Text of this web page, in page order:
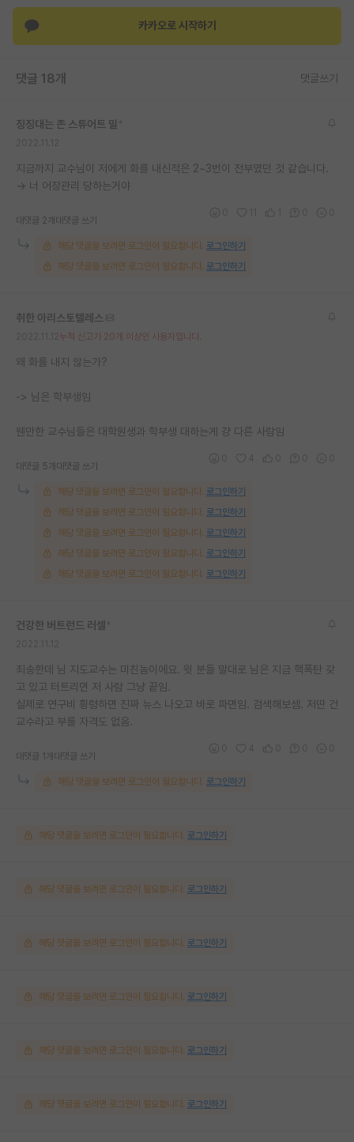
카카오로 시작하기
댓글 18개 댓글쓰기
징징대는 존 스튜어트 밀
지금까지 교수님이 저에게 화를 내신적은 2~3번이 전부였던 것 같습니다.
→ 너 어장관리 당하는거야
대댓글 2개 대댓글 쓰기
해당 댓글을 보려면 로그인이 필요합니다. 로그인하기
해당 댓글을 보려면 로그인이 필요합니다. 로그인하기
취한 아리스토텔레스
누적 신고가 20개 이상인 사용자입니다.
왜 화를 내지 않는가?
-> 님은 학부생임
웬만한 교수님들은 대학원생과 학부생 대하는게 걍 다른 사람임
대댓글 5개 대댓글 쓰기
해당 댓글을 보려면 로그인이 필요합니다. 로그인하기
해당 댓글을 보려면 로그인이 필요합니다. 로그인하기
해당 댓글을 보려면 로그인이 필요합니다. 로그인하기
해당 댓글을 보려면 로그인이 필요합니다. 로그인하기
해당 댓글을 보려면 로그인이 필요합니다. 로그인하기
건강한 버트런드 러셀
죄송한데 님 지도교수는 미친놈이에요. 윗 분들 말대로 님은 지금 핵폭탄 갖
고 있고 터트리면 저 사람 그냥 끝임.
실제로 연구비 횡령하면 진짜 뉴스 나오고 바로 파면임. 검색해보셈. 저딴 건
교수라고 부를 자격도 없음.
대댓글 1개 대댓글 쓰기
해당 댓글을 보려면 로그인이 필요합니다. 로그인하기
해당 댓글을 보려면 로그인이 필요합니다. 로그인하기
해당 댓글을 보려면 로그인이 필요합니다. 로그인하기
해당 댓글을 보려면 로그인이 필요합니다. 로그인하기
해당 댓글을 보려면 로그인이 필요합니다. 로그인하기
해당 댓글을 보려면 로그인이 필요합니다. 로그인하기
해당 댓글을 보려면 로그인이 필요합니다. 로그인하기